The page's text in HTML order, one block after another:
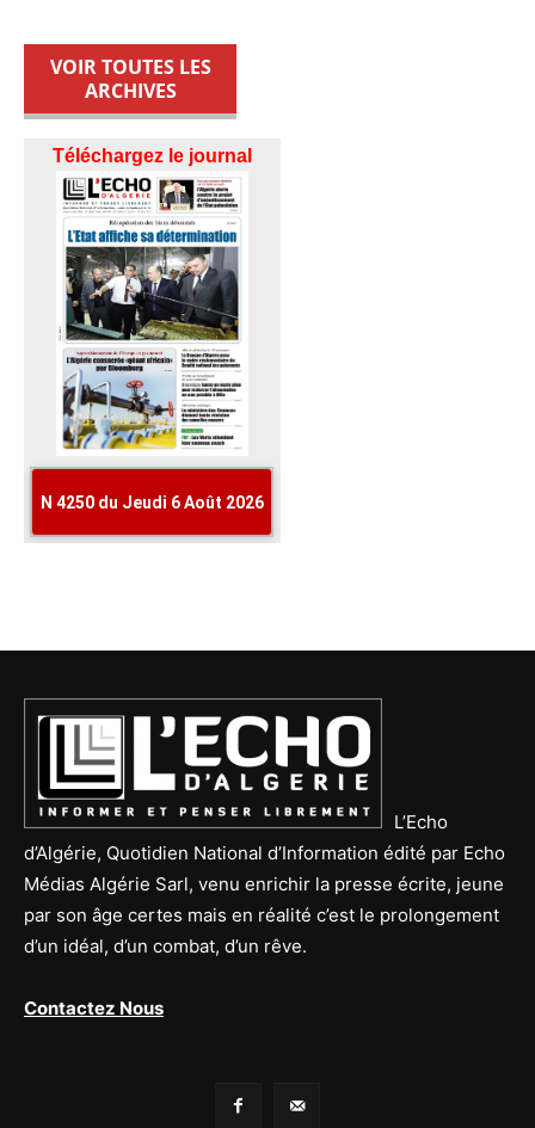
VOIR TOUTES LES
ARCHIVES
L’Echo
d’Algérie, Quotidien National d’Information édité par Echo
Médias Algérie Sarl, venu enrichir la presse écrite, jeune
par son âge certes mais en réalité c’est le prolongement
d’un idéal, d’un combat, d’un rêve.
Contactez Nous